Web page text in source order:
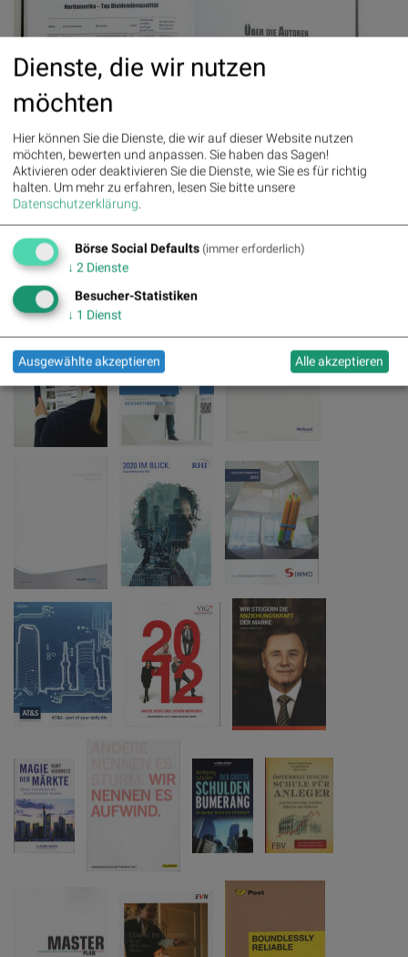
Sample page 7 for "Sample page 7for "
Weitere Bücher auf dem BSN Buchregal
Dienste, die wir nutzen
möchten
Hier können Sie die Dienste, die wir auf dieser Website nutzen
möchten, bewerten und anpassen. Sie haben das Sagen!
Aktivieren oder deaktivieren Sie die Dienste, wie Sie es für richtig
halten. Um mehr zu erfahren, lesen Sie bitte unsere
Datenschutzerklärung.
Börse Social Defaults (immer erforderlich)
↓ 2 Dienste
Besucher-Statistiken
↓ 1 Dienst
Ausgewählte akzeptieren Alle akzeptieren